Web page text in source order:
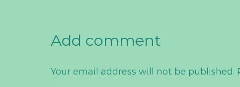
Add comment
Your email address will not be published.